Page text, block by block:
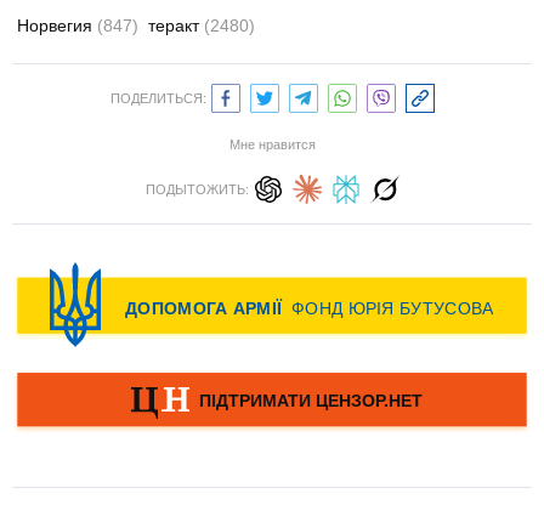
Норвегия (847) теракт (2480)
ПОДЕЛИТЬСЯ:
Мне нравится
ПОДЫТОЖИТЬ: